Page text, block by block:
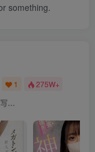
something.
1 275W+
...